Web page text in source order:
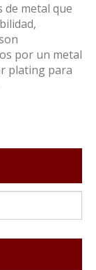
de metal que
por un metal
plating para